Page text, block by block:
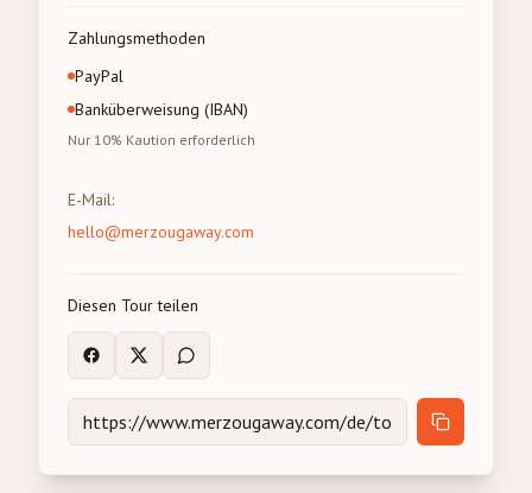
Zahlungsmethoden
PayPal
Banküberweisung (IBAN)
Nur 10% Kaution erforderlich
E-Mail:
hello@merzougaway.com
Diesen Tour teilen